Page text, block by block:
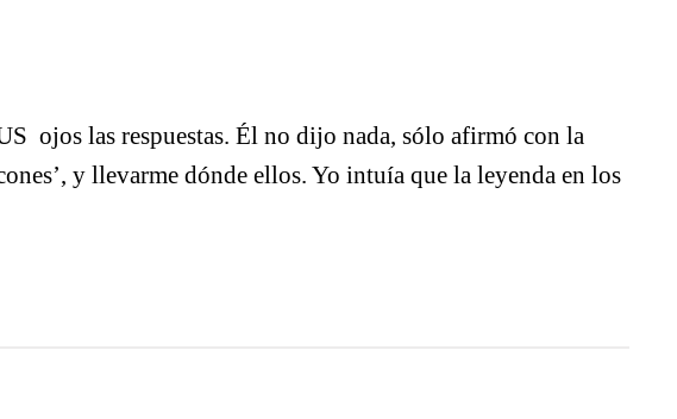
ojos las respuestas. Él no dijo nada, sólo afirmó con la
y llevarme dónde ellos. Yo intuía que la leyenda en los